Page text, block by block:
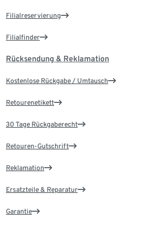
Filialreservierung
Filialfinder
Rücksendung & Reklamation
Kostenlose Rückgabe / Umtausch
Retourenetikett
30 Tage Rückgaberecht
Retouren-Gutschrift
Reklamation
Ersatzteile & Reparatur
Garantie